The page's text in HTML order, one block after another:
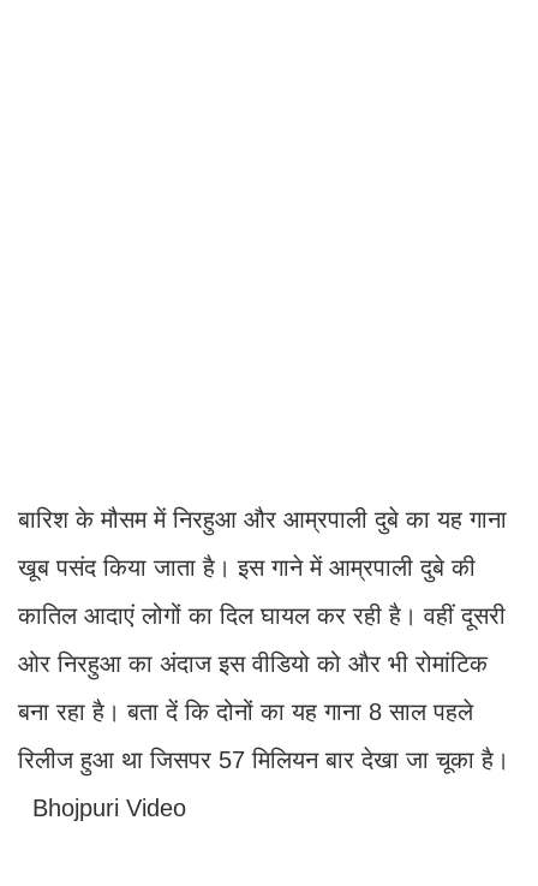
बारिश के मौसम में निरहुआ और आम्रपाली दुबे का यह गाना
खूब पसंद किया जाता है। इस गाने में आम्रपाली दुबे की
कातिल आदाएं लोगों का दिल घायल कर रही है। वहीं दूसरी
ओर निरहुआ का अंदाज इस वीडियो को और भी रोमांटिक
बना रहा है। बता दें कि दोनों का यह गाना 8 साल पहले
रिलीज हुआ था जिसपर 57 मिलियन बार देखा जा चूका है।
Bhojpuri Video